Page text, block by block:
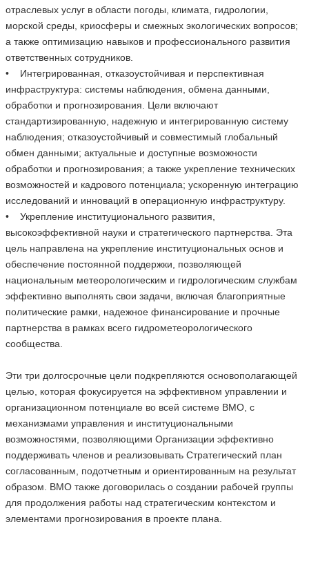
отраслевых услуг в области погоды, климата, гидрологии,
морской среды, криосферы и смежных экологических вопросов;
а также оптимизацию навыков и профессионального развития
ответственных сотрудников.
• Интегрированная, отказоустойчивая и перспективная
инфраструктура: системы наблюдения, обмена данными,
обработки и прогнозирования. Цели включают
стандартизированную, надежную и интегрированную систему
наблюдения; отказоустойчивый и совместимый глобальный
обмен данными; актуальные и доступные возможности
обработки и прогнозирования; а также укрепление технических
возможностей и кадрового потенциала; ускоренную интеграцию
исследований и инноваций в операционную инфраструктуру.
• Укрепление институционального развития,
высокоэффективной науки и стратегического партнерства. Эта
цель направлена на укрепление институциональных основ и
обеспечение постоянной поддержки, позволяющей
национальным метеорологическим и гидрологическим службам
эффективно выполнять свои задачи, включая благоприятные
политические рамки, надежное финансирование и прочные
партнерства в рамках всего гидрометеорологического
сообщества.
Эти три долгосрочные цели подкрепляются основополагающей
целью, которая фокусируется на эффективном управлении и
организационном потенциале во всей системе ВМО, с
механизмами управления и институциональными
возможностями, позволяющими Организации эффективно
поддерживать членов и реализовывать Стратегический план
согласованным, подотчетным и ориентированным на результат
образом. ВМО также договорилась о создании рабочей группы
для продолжения работы над стратегическим контекстом и
элементами прогнозирования в проекте плана.